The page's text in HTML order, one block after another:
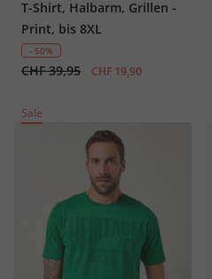
T-Shirt, Halbarm, Grillen -
Print, bis 8XL
- 50%
CHF 39,95 CHF 19,90
Sale